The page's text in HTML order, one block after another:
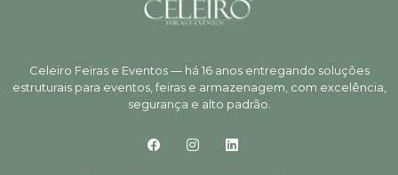
Celeiro Feiras e Eventos — há 16 anos entregando soluções
estruturais para eventos, feiras e armazenagem, com excelência,
segurança e alto padrão.